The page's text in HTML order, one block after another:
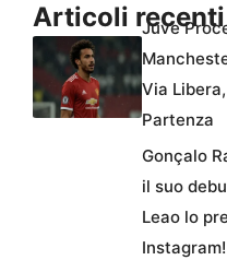
Articoli recenti
Juve
Via
Partenza
Gonçalo
il suo
Leao lo
Instagram!